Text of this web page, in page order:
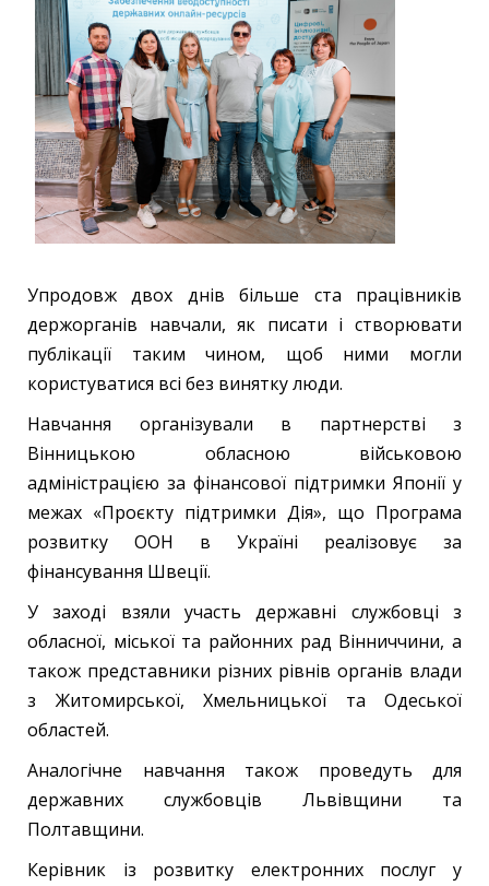
Упродовж двох днів більше ста працівників
держорганів навчали, як писати і створювати
публікації таким чином, щоб ними могли
користуватися всі без винятку люди.
Навчання організували в партнерстві з
Вінницькою обласною військовою
адміністрацією за фінансової підтримки Японії у
межах «Проєкту підтримки Дія», що Програма
розвитку ООН в Україні реалізовує за
фінансування Швеції.
У заході взяли участь державні службовці з
обласної, міської та районних рад Вінниччини, а
також представники різних рівнів органів влади
з Житомирської, Хмельницької та Одеської
областей.
Аналогічне навчання також проведуть для
державних службовців Львівщини та
Полтавщини.
Керівник із розвитку електронних послуг у